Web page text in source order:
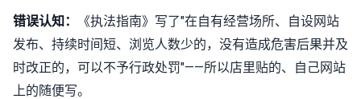
错误认知：
《执法指南》写了"在自有经营场所、自设网站
发布、持续时间短、浏览人数少的，没有造成危害后果并及
时改正的，可以不予行政处罚"——所以店里贴的、自己网站
上的随便写。